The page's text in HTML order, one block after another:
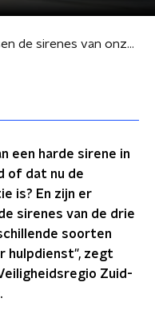
Is er een verschil tussen de sirenes van onze hulpdiensten?
een harde sirene in
of dat nu de
is? En zijn er
sirenes van de drie
soorten
hulpdienst", zegt
Zuid-
.